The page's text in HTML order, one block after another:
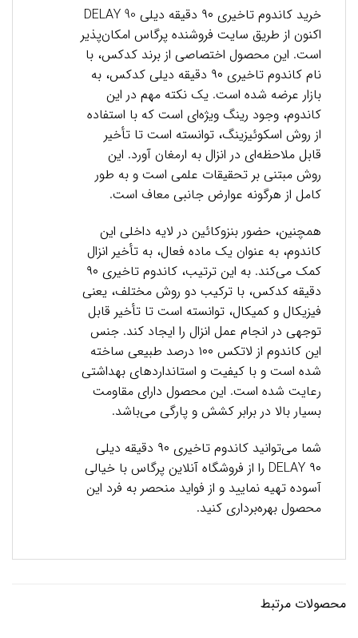
خرید کاندوم تاخیری ۹۰ دقیقه دیلی 90 DELAY
اکنون از طریق سایت فروشنده پرگاس امکان‌پذیر
است. این محصول اختصاصی از برند کدکس، با
نام کاندوم تاخیری ۹۰ دقیقه دیلی کدکس، به
بازار عرضه شده است. یک نکته مهم در این
کاندوم، وجود رینگ ویژه‌ای است که با استفاده
از روش اسکوئیزینگ، توانسته است تا تأخیر
قابل ملاحظه‌ای در انزال به ارمغان آورد. این
روش مبتنی بر تحقیقات علمی است و به طور
کامل از هرگونه عوارض جانبی معاف است.
همچنین، حضور بنزوکائین در لایه داخلی این
کاندوم، به عنوان یک ماده فعال، به تأخیر انزال
کمک می‌کند. به این ترتیب، کاندوم تاخیری ۹۰
دقیقه کدکس، با ترکیب دو روش مختلف، یعنی
فیزیکال و کمیکال، توانسته است تا تأخیر قابل
توجهی در انجام عمل انزال را ایجاد کند. جنس
این کاندوم از لاتکس ۱۰۰ درصد طبیعی ساخته
شده است و با کیفیت و استانداردهای بهداشتی
رعایت شده است. این محصول دارای مقاومت
بسیار بالا در برابر کشش و پارگی می‌باشد.
شما می‌توانید کاندوم تاخیری ۹۰ دقیقه دیلی
۹۰ DELAY را از فروشگاه آنلاین پرگاس با خیالی
آسوده تهیه نمایید و از فواید منحصر به فرد این
محصول بهره‌برداری کنید.
محصولات مرتبط